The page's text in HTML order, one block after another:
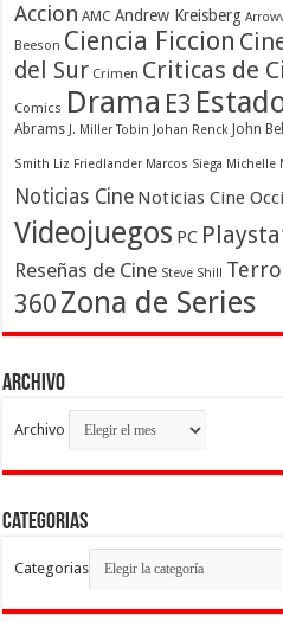
Accion AMC Andrew Kreisberg
Beeson Ciencia Ficcion
del Sur Crimen Criticas de
Comics Drama E3
Abrams J. Miller Tobin Johan Renck John
Smith Liz Friedlander Marcos Siega Michelle
Noticias Cine Noticias Cine
Videojuegos PC
Reseñas de Cine Steve Shill
360 Zona de Series
Archivo
Archivo
Categorias
Categorias